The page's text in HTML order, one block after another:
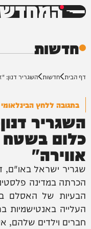
המחדש
חדשות
דף הבית חדשות השגריר דנון:
בתגובה ללחץ הבינלאומי
השגריר
כלום
אווירה"
שגריר ישראל באו"ם,
הכרתה במדינה
הבעיות של האסלם
העלייה
חברים וילדים שלהם,